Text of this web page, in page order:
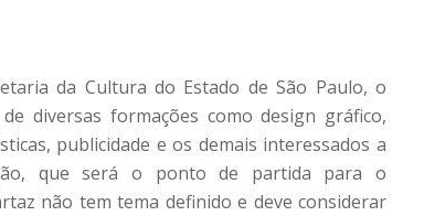
da Cultura do Estado de São Paulo, o
diversas formações como design gráfico,
publicidade e os demais interessados a
que será o ponto de partida para o
não tem tema definido e deve considerar